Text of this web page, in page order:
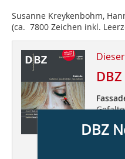
Susanne Kreykenbohm,
(ca. 7800 Zeichen inkl.
DBZ